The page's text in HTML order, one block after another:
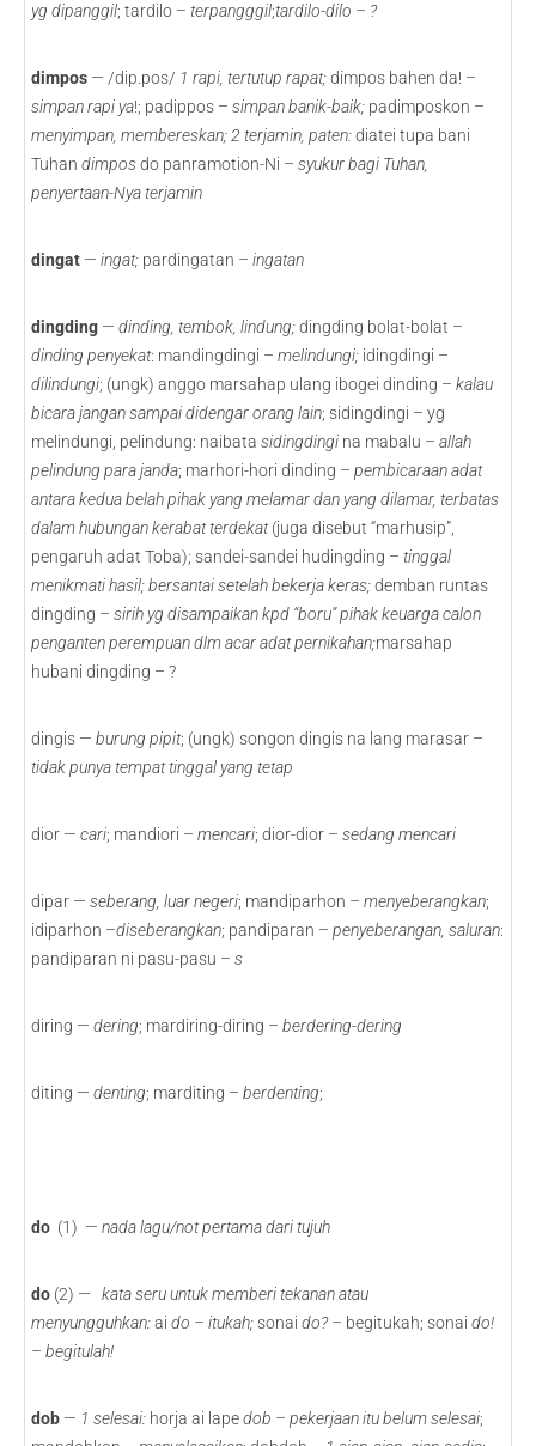
yg dipanggil; tardilo – terpangggil;tardilo-dilo – ?
dimpos — /dip.pos/ 1 rapi, tertutup rapat;dimpos bahen da! –
simpan rapi ya!; padippos – simpan banik-baik; padimposkon –
menyimpan, membereskan; 2 terjamin, paten:diatei tupa bani
Tuhan dimposdo panramotion-Ni – syukur bagi Tuhan,
penyertaan-Nya terjamin
dingat — ingat; pardingatan – ingatan
dingding — dinding, tembok, lindung;dingding bolat-bolat –
dinding penyekat: mandingdingi – melindungi; idingdingi –
dilindungi; (ungk) anggo marsahap ulang ibogei dinding – kalau
bicara jangan sampai didengar orang lain; sidingdingi – yg
melindungi, pelindung: naibata sidingdingi na mabalu – allah
pelindung para janda; marhori-hori dinding – pembicaraan adat
antara kedua belah pihak yang melamar dan yang dilamar, terbatas
dalam hubungan kerabat terdekat(juga disebut “marhusip”,
pengaruh adat Toba); sandei-sandei hudingding – tinggal
menikmati hasil; bersantai setelah bekerja keras;demban runtas
dingding – sirih yg disampaikan kpd “boru” pihak keuarga calon
penganten perempuan dlm acar adat pernikahan;marsahap
hubani dingding – ?
dingis — burung pipit; (ungk) songon dingis na lang marasar –
tidak punya tempat tinggal yang tetap
dior — cari; mandiori – mencari; dior-dior – sedang mencari
dipar — seberang, luar negeri; mandiparhon – menyeberangkan;
idiparhon –diseberangkan; pandiparan – penyeberangan, saluran:
pandiparan ni pasu-pasu – s
diring — dering; mardiring-diring – berdering-dering
diting — denting; marditing – berdenting;
do (1) — nada lagu/not pertama dari tujuh
do (2) — kata seru untuk memberi tekanan atau
menyungguhkan:ai do – itukah;sonai do? – begitukah; sonai do!
– begitulah!
dob — 1 selesai: horja ai lapedob – pekerjaan itu belum selesai;